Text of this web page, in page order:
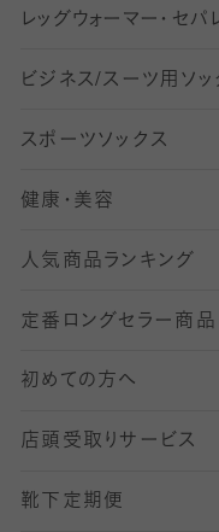
アンクル・ショート
クルーソックス（ふ
ハイソックス
オーバーニー・ニー
41〜60デニール
61〜80デニールタ
81 〜110デニール
111〜210デニール
211デニールタイツ
無地レギンス
レギンスパンツ（レ
マタニティレギンス
5 分丈
6 分丈レギンス
7 分丈 レギンス
8 分丈 レギンス
10分丈 レギンス
12分丈レギンス
伝線しにくいスト
ショートストッキン
結婚式用ストッキン
美脚ストッキング
オールスルーストッ
レッ グ ウォー マー ・ セパ
ビジネス/スーツ用 ソ
匠シリーズ
フレッシャーズ向け
冠婚葬祭向けソッ
スーツカジュアルソ
ロングホーズ
スポーツソックス
ランニングソックス
ゴルフソックス・靴
サッカー・フットサ
ヨガソックス・靴下
スポーツ用レッグ
SSサイズ（21～
健康・美容
インナーソックス
加圧・着圧ソックス
冷えとり靴下
着圧・加圧タイツ
むくみ対策
人気商品ランキング
定番ロングセラー商品
初めての方へ
店頭受取りサービス
靴下定期便